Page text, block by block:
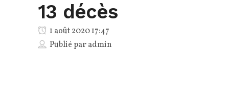
13 décès
1 août 2020 17:47
Publié paradmin